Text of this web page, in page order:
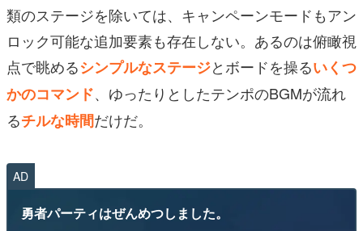
類のステージを除いては、キャンペーンモードもアン
ロック可能な追加要素も存在しない。あるのは俯瞰視
点で眺めるシンプルなステージとボードを操るいくつ
かのコマンド、ゆったりとしたテンポのBGMが流れ
るチルな時間だけだ。
AD
勇者パーティはぜんめつしました。